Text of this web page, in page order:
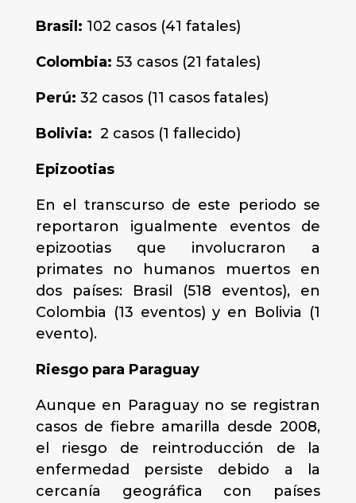
Brasil: 102 casos (41 fatales)
Colombia: 53 casos (21 fatales)
Perú: 32 casos (11 casos fatales)
Bolivia: 2 casos (1 fallecido)
Epizootias
En el transcurso de este periodo se
reportaron igualmente eventos de
epizootias que involucraron a
primates no humanos muertos en
dos países: Brasil (518 eventos), en
Colombia (13 eventos) y en Bolivia (1
evento).
Riesgo para Paraguay
Aunque en Paraguay no se registran
casos de fiebre amarilla desde 2008,
el riesgo de reintroducción de la
enfermedad persiste debido a la
cercanía geográfica con países